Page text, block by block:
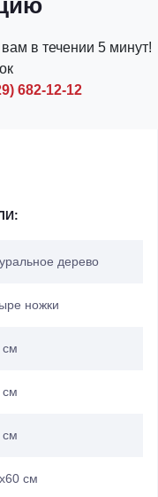
в течении 5 минут!
682-12-12
дерево
ножки
см
см
см
см